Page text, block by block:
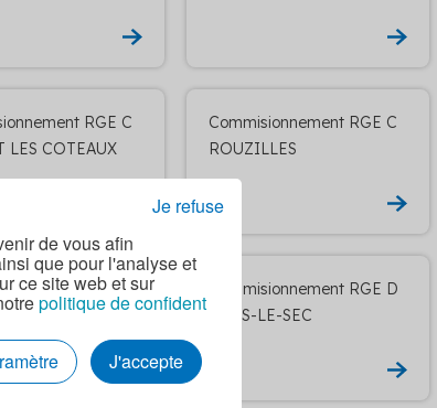
de vous afin
que pour l'analyse et
ce site web et sur
politique de confident
J'accepte
Je refuse
RGE C
LES COTEAUX
Commisionnement RGE C
ROUZILLES
RGE DI
Commisionnement RGE D
OLUS-LE-SEC